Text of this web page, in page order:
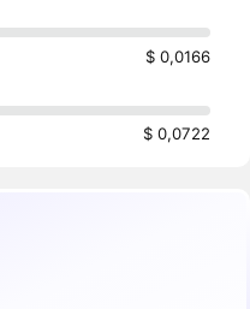
$ 0,0166
$ 0,0722